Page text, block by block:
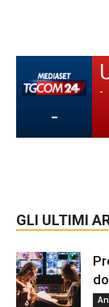
-
-
GLI ULTIMI